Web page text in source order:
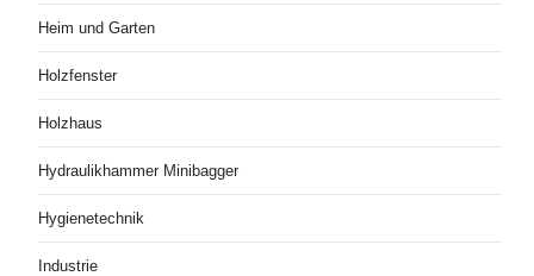
Heim und Garten
Holzfenster
Holzhaus
Hydraulikhammer Minibagger
Hygienetechnik
Industrie